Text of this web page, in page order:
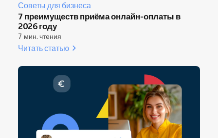
Советы для бизнеса
7 преимуществ приёма онлайн-оплаты в
2026 году
7 мин. чтения
Читать статью